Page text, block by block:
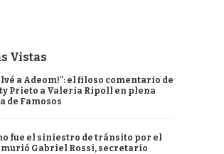
Vistas
a Adeom!": el filoso comentario de
Prieto a Valeria Ripoll en plena
de Famosos
fue el siniestro de tránsito por el
murió Gabriel Rossi, secretario